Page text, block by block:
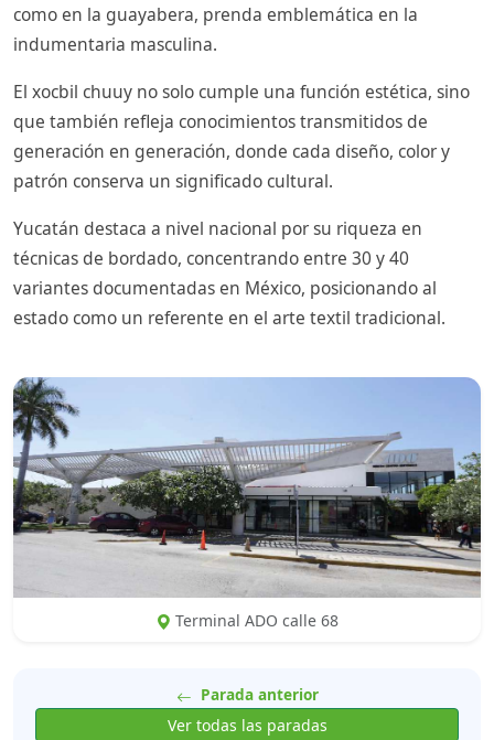
como en la guayabera, prenda emblemática en la
indumentaria masculina.
El xocbil chuuy no solo cumple una función estética, sino
que también refleja conocimientos transmitidos de
generación en generación, donde cada diseño, color y
patrón conserva un significado cultural.
Yucatán destaca a nivel nacional por su riqueza en
técnicas de bordado, concentrando entre 30 y 40
variantes documentadas en México, posicionando al
estado como un referente en el arte textil tradicional.
Terminal ADO calle 68
Parada anterior
Ver todas las paradas